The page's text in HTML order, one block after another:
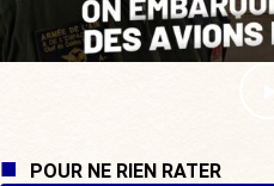
POUR NE RIEN RATER